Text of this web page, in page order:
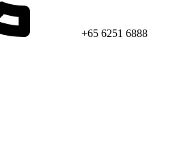
+65 6251 6888